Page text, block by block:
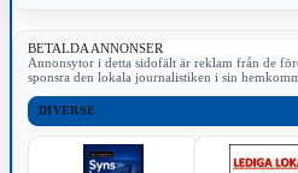
BETALDA ANNONSER
Annonsytor i detta sidofält är reklam från de
sponsra den lokala journalistiken i sin
DIVERSE